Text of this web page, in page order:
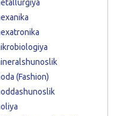
(Fashion)